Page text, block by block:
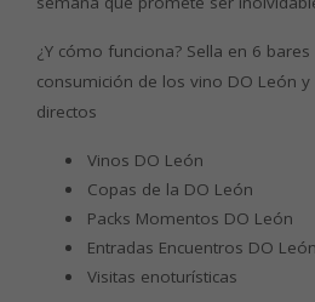
¿Y cómo funciona? Sella en 6
consumición de los vino DO León
directos
Vinos DO León
Copas de la DO León
Packs Momentos DO León
Entradas Encuentros DO León
Visitas enoturísticas